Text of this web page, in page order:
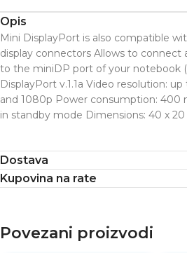
Opis
Mini DisplayPort is also compatible
display connectors Allows to connect
to the miniDP port of your notebook
DisplayPort v.1.1a Video resolution:
and 1080p Power consumption: 400
in standby mode Dimensions: 40 x
Dostava
Kupovina na rate
Povezani proizvodi